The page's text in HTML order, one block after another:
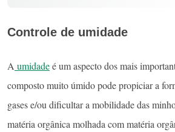
Controle de umidade
A umidadeé um aspecto dos mais
composto muito úmido pode propiciar a
gases e/ou dificultar a mobilidade das
matéria orgânica molhada com matéria